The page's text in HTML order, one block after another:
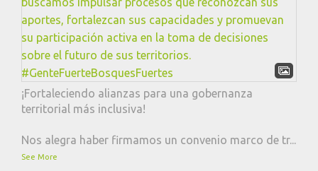
¡Fortaleciendo alianzas para una gobernanza
territorial más inclusiva!
Nos alegra haber firmamos un convenio marco de tr...
See More